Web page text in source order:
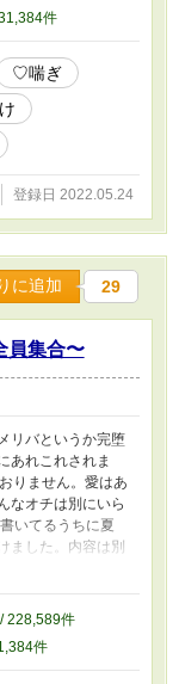
件
♡喘ぎ
登録日 2022.05.24
に追加 29
員集合〜
リバというか完堕
あれこれされま
りません。愛はあ
なオチは別にいら
いてるうちに夏
ました。内容は別
ました。強姦描
そちらもよろしく
228,589件
件